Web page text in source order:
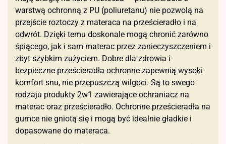
warstwą ochronną z PU (poliuretanu) nie pozwolą na
przejście roztoczy z materaca na prześcieradło i na
odwrót. Dzięki temu doskonale mogą chronić zarówno
śpiącego, jak i sam materac przez zanieczyszczeniem i
zbyt szybkim zużyciem. Dobre dla zdrowia i
bezpieczne prześcieradła ochronne zapewnią wysoki
komfort snu, nie przepuszczą wilgoci. Są to swego
rodzaju produkty 2w1 zawierające ochraniacz na
materac oraz prześcieradło. Ochronne prześcieradła na
gumce nie gniotą się i mogą być idealnie gładkie i
dopasowane do materaca.